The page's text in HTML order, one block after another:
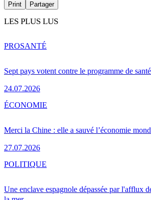
Print Partager
LES PLUS LUS
Sept pays votent contre le programme de
24.07.2026
PROSANTÉ
Merci la Chine : elle a sauvé l’économie
27.07.2026
ÉCONOMIE
Une enclave espagnole dépassée par l'afflux
POLITIQUE